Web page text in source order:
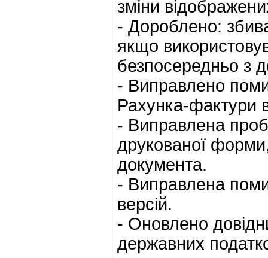
зміни
- Дороблено:
якщо
безпосередньо з
- Виправлено
Рахунка-фактури
- Виправлена
друкованої
документа.
- Виправлена
версій.
- Оновлено
державних